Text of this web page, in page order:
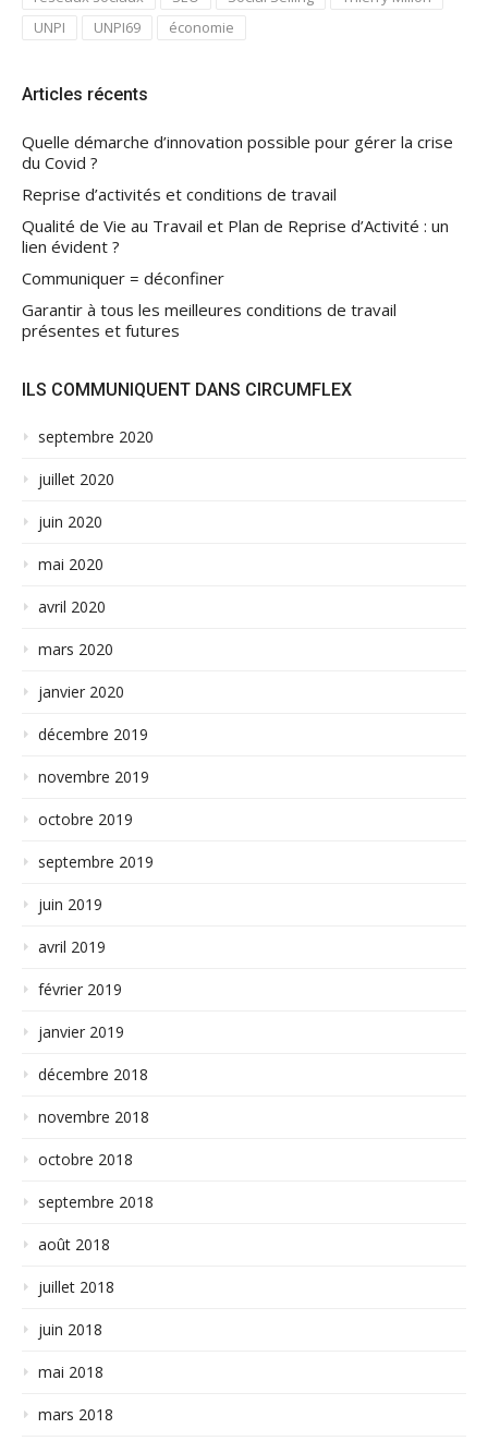
UNPI
UNPI69 économie
Articles récents
Quelle démarche d’innovation possible pour gérer la crise
du Covid ?
Reprise d’activités et conditions de travail
Qualité de Vie au Travail et Plan de Reprise d’Activité : un
lien évident ?
Communiquer = déconfiner
Garantir à tous les meilleures conditions de travail
présentes et futures
ILS COMMUNIQUENT DANS CIRCUMFLEX
septembre 2020
juillet 2020
juin 2020
mai 2020
avril 2020
mars 2020
janvier 2020
décembre 2019
novembre 2019
octobre 2019
septembre 2019
juin 2019
avril 2019
février 2019
janvier 2019
décembre 2018
novembre 2018
octobre 2018
septembre 2018
août 2018
juillet 2018
juin 2018
mai 2018
mars 2018